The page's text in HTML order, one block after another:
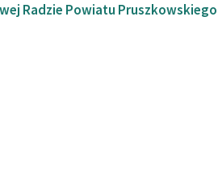
Radzie Powiatu Pruszkowskiego